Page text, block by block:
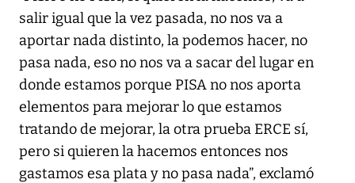
salir igual que la vez pasada, no nos va a
aportar nada distinto, la podemos hacer, no
pasa nada, eso no nos va a sacar del lugar en
donde estamos porque PISA no nos aporta
elementos para mejorar lo que estamos
tratando de mejorar, la otra prueba ERCE sí,
pero si quieren la hacemos entonces nos
gastamos esa plata y no pasa nada”, exclamó